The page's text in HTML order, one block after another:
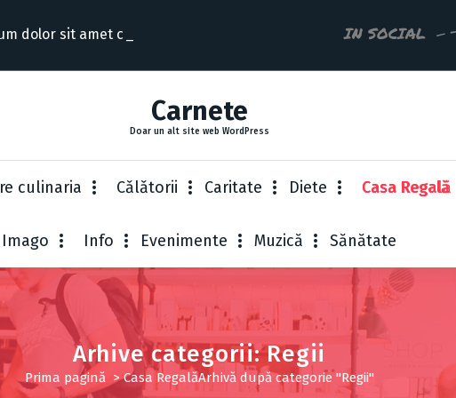
dolor sit amet consectetur IN SOCIAL
Carnete
Doar un alt site web WordPress
culinaria Cǎlǎtorii Caritate Diete Casa Regală
Imago Info Evenimente Muzică Sănătate
Arhive categorii: Regii
Prima pagină >Casa RegalăArhivă după categorie "Regii"